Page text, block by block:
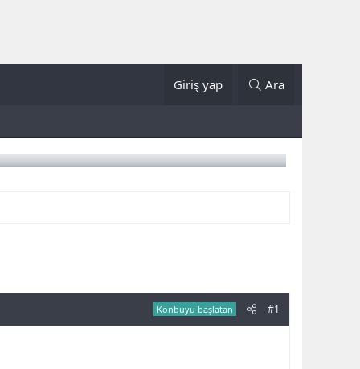
Giriş yap Ara
Konbuyu başlatan #1